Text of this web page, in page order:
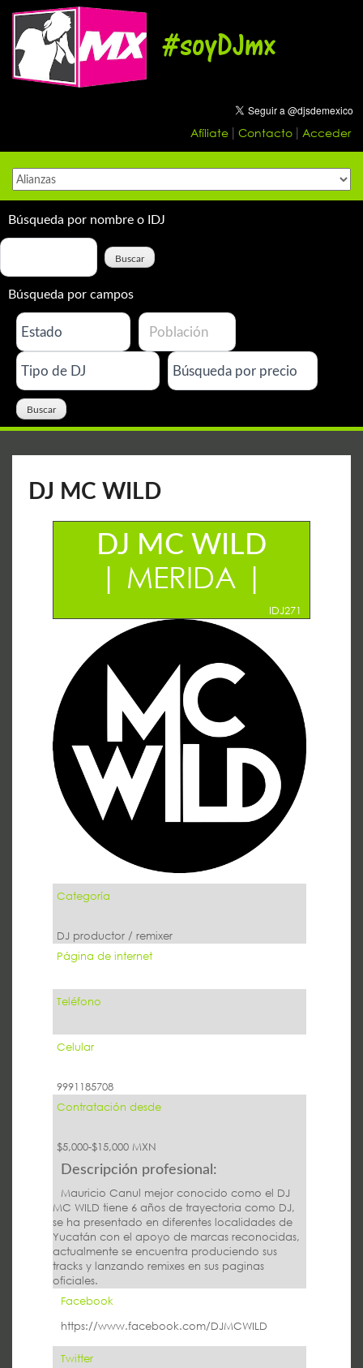
content
#soyDJmx
Afíliate Contacto Acceder
Búsqueda por nombre o IDJ
Búsqueda por campos
DJ MC WILD
DJ MC WILD
| MERIDA |
IDJ271
Categoría
DJ productor / remixer
Página de internet
Teléfono
Celular
9991185708
Contratación desde
$5,000-$15,000 MXN
Descripción profesional:
Mauricio Canul mejor conocido como el DJ
MC WILD tiene 6 años de trayectoria como DJ,
se ha presentado en diferentes localidades de
Yucatán con el apoyo de marcas reconocidas,
actualmente se encuentra produciendo sus
tracks y lanzando remixes en sus paginas
oficiales.
Facebook
https://www.facebook.com/DJMCWILD
Twitter